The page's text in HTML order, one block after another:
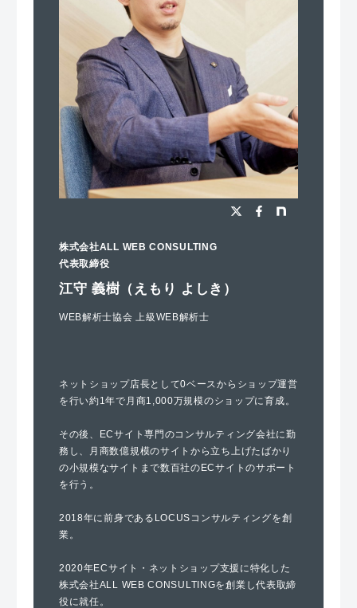
株式会社ALL WEB CONSULTING
代表取締役
江守 義樹（えもり よしき）
WEB解析士協会 上級WEB解析士
ネットショップ店長として0ベースからショップ運営
を行い約1年で月商1,000万規模のショップに育成。
その後、ECサイト専門のコンサルティング会社に勤
務し、月商数億規模のサイトから立ち上げたばかり
の小規模なサイトまで数百社のECサイトのサポート
を行う。
2018年に前身であるLOCUSコンサルティングを創
業。
2020年ECサイト・ネットショップ支援に特化した
株式会社ALL WEB CONSULTINGを創業し代表取締
役に就任。